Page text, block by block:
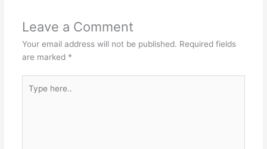
Leave a Comment
Your email address will not be published. Required fields
are marked *
here..